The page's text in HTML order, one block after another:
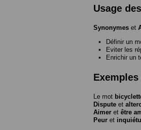
Usage
Synonymes et
Définir un
Eviter les
Enrichir un
Le mot
Dispute et
Aimer et être
Peur et